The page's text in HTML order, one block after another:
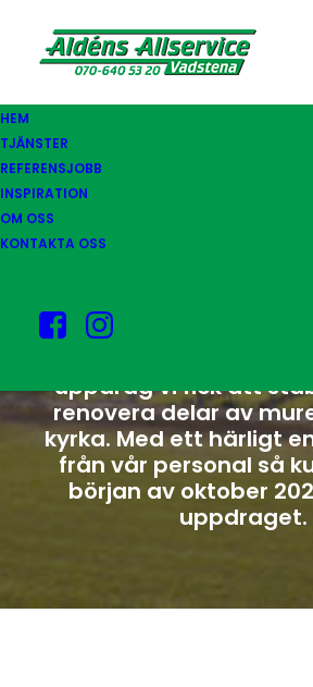
HEM
TJÄNSTER
REFERENSJOBB
INSPIRATION
OM OSS
KONTAKTA OSS
Vi på Aldéns
senare år även
uppdrag vi fick att
renovera delar av
kyrka. Med ett härligt
från vår personal så
början av oktober
uppdraget.